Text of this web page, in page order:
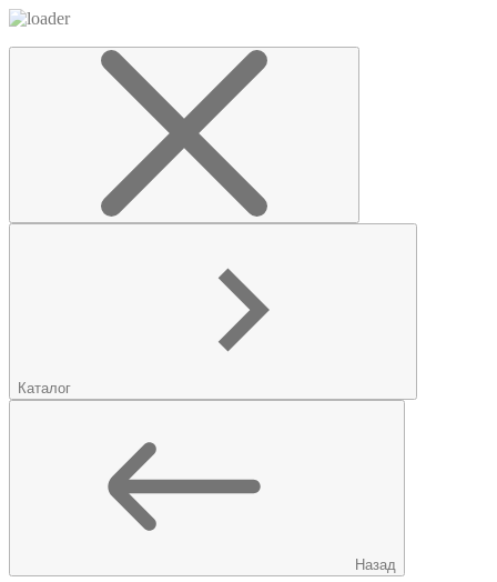
Каталог
Назад